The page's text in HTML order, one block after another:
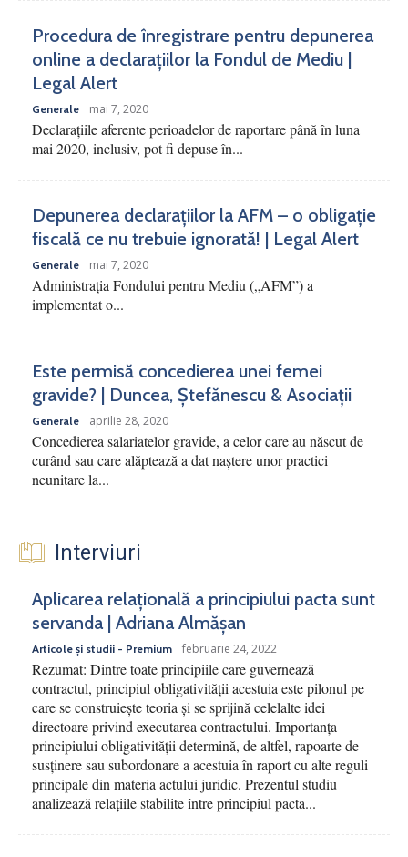
Procedura de înregistrare pentru depunerea
online a declarațiilor la Fondul de Mediu |
Legal Alert
Generale mai 7, 2020
Declarațiile aferente perioadelor de raportare până în luna
mai 2020, inclusiv, pot fi depuse în...
Depunerea declarațiilor la AFM – o obligație
fiscală ce nu trebuie ignorată! | Legal Alert
Generale mai 7, 2020
Administrația Fondului pentru Mediu („AFM”) a
implementat o...
Este permisă concedierea unei femei
gravide? | Duncea, Ștefănescu & Asociații
Generale aprilie 28, 2020
Concedierea salariatelor gravide, a celor care au născut de
curând sau care alăptează a dat naștere unor practici
neunitare la...
Interviuri
Aplicarea relațională a principiului pacta sunt
servanda | Adriana Almășan
Articole și studii - Premium februarie 24, 2022
Rezumat: Dintre toate principiile care guvernează
contractul, principiul obligativității acestuia este pilonul pe
care se construiește teoria și se sprijină celelalte idei
directoare privind executarea contractului. Importanța
principiului obligativității determină, de altfel, rapoarte de
susținere sau subordonare a acestuia în raport cu alte reguli
principale din materia actului juridic. Prezentul studiu
analizează relațiile stabilite între principiul pacta...